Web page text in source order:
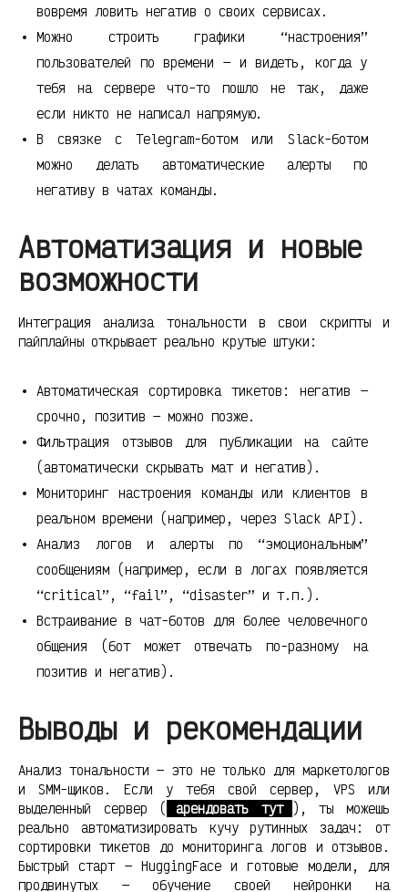
вовремя ловить негатив о своих сервисах.
Можно строить графики “настроения”
пользователей по времени — и видеть, когда у
тебя на сервере что-то пошло не так, даже
если никто не написал напрямую.
В связке с Telegram-ботом или Slack-ботом
можно делать автоматические алерты по
негативу в чатах команды.
Автоматизация и новые
возможности
Интеграция анализа тональности в свои скрипты и
пайплайны открывает реально крутые штуки:
Автоматическая сортировка тикетов: негатив —
срочно, позитив — можно позже.
Фильтрация отзывов для публикации на сайте
(автоматически скрывать мат и негатив).
Мониторинг настроения команды или клиентов в
реальном времени (например, через Slack API).
Анализ логов и алерты по “эмоциональным”
сообщениям (например, если в логах появляется
“critical”, “fail”, “disaster” и т.п.).
Встраивание в чат-ботов для более человечного
общения (бот может отвечать по-разному на
позитив и негатив).
Выводы и рекомендации
Анализ тональности — это не только для маркетологов
и SMM-щиков. Если у тебя свой сервер, VPS или
выделенный сервер (
арендовать тут
), ты можешь
реально автоматизировать кучу рутинных задач: от
сортировки тикетов до мониторинга логов и отзывов.
Быстрый старт — HuggingFace и готовые модели, для
продвинутых — обучение своей нейронки на